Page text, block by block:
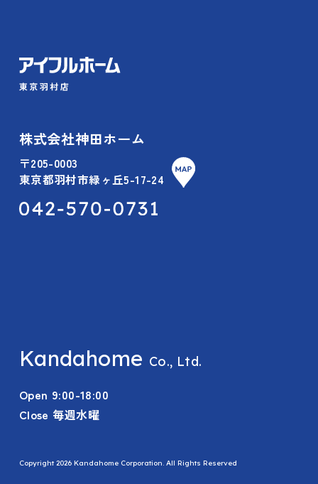
株式会社神田ホーム
〒205-0003
東京都羽村市緑ヶ丘5-17-24
Kandahome Co., Ltd.
Open 9:00-18:00
Close 毎週水曜
Copyright 2026 Kandahome Corporation. All Rights Reserved